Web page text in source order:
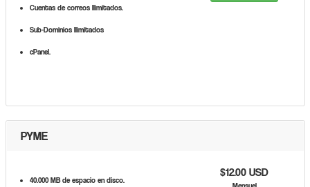
Cuentas de correos Ilimitados.
Sub-Dominios Ilimitados
cPanel.
PYME
40.000 MB de espacio en disco.
$12.00 USD